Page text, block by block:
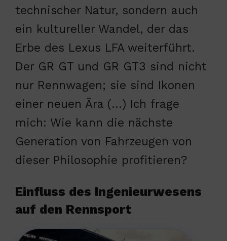
technischer Natur, sondern auch
ein kultureller Wandel, der das
Erbe des Lexus LFA weiterführt.
Der GR GT und GR GT3 sind nicht
nur Rennwagen; sie sind Ikonen
einer neuen Ära (…) Ich frage
mich: Wie kann die nächste
Generation von Fahrzeugen von
dieser Philosophie profitieren?
Einfluss des Ingenieurwesens
auf den Rennsport